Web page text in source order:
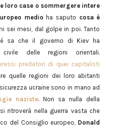
loro case o sommergere intere
medio ha saputo cosa è
sei mesi, dal golpe in poi. Tanto
sa che il governo di Kiev ha
delle regioni orientali.
predatori di quei capitalisti
quelle regioni dei loro abitanti
ucraine sono in mano ad
naziste. Non sa nulla della
ritroverà nella guerra vasta che
del Consiglio europeo, Donald